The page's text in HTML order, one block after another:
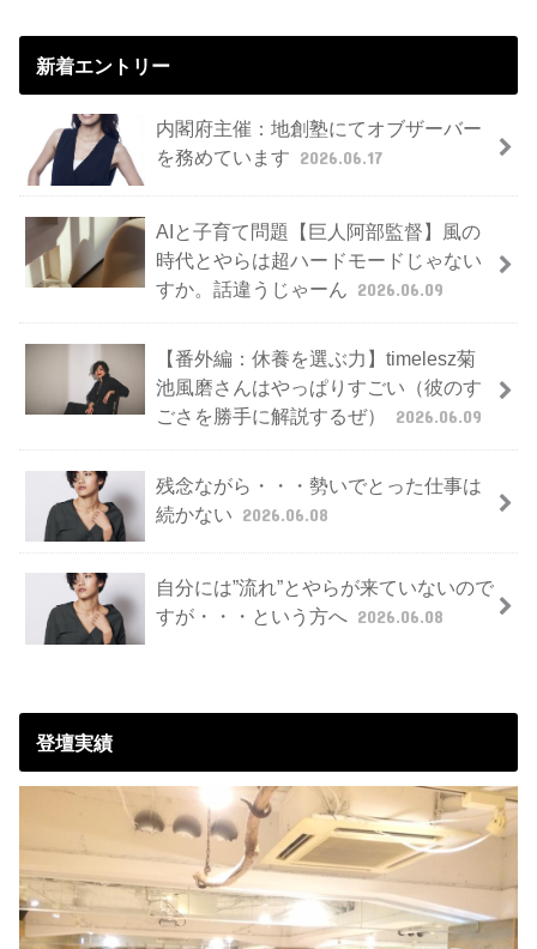
新着エントリー
内閣府主催：地創塾にてオブザーバー
を務めています 2026.06.17
AIと子育て問題【巨人阿部監督】風の
時代とやらは超ハードモードじゃない
すか。話違うじゃーん 2026.06.09
【番外編：休養を選ぶ力】timelesz菊
池風磨さんはやっぱりすごい（彼のす
ごさを勝手に解説するぜ）
2026.06.09
残念ながら・・・勢いでとった仕事は
続かない 2026.06.08
自分には”流れ”とやらが来ていないので
すが・・・という方へ 2026.06.08
登壇実績